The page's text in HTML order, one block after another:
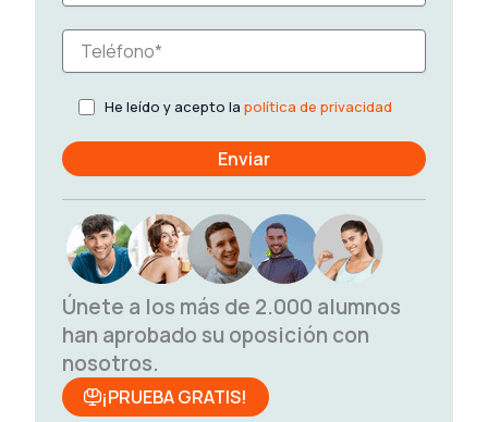
He leído y acepto la política de privacidad
Únete a los más de 2.000 alumnos
han aprobado su oposición con
nosotros.
¡PRUEBA GRATIS!